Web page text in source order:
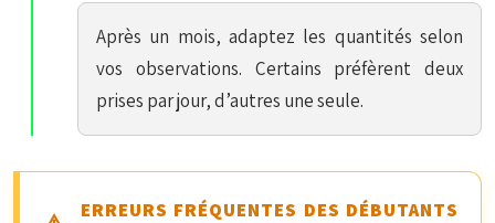
Après un mois, adaptez les quantités selon
vos observations. Certains préfèrent deux
prises par jour, d’autres une seule.
ERREURS FRÉQUENTES DES DÉBUTANTS